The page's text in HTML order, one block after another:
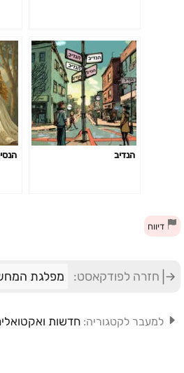
הנדיב
דיווח
חזרה לפודקאסט: מפלגת
למעבר לקטגוריה: חדשות